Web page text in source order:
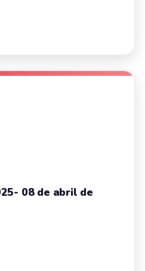
08 de abril de